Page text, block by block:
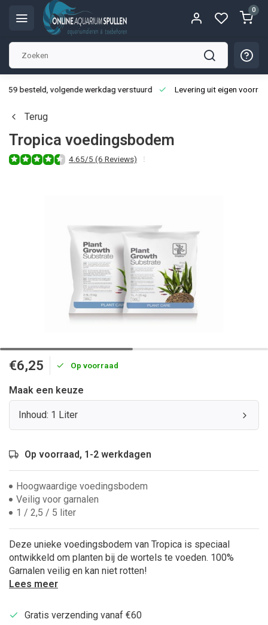
0
besteld, volgende werkdag verstuurd Levering uit eigen
Terug
Tropica voedingsbodem
4.65/5 (6 Reviews)
€6,25 Op voorraad
Maak een keuze
Inhoud: 1 Liter
Op voorraad, 1-2 werkdagen
Hoogwaardige voedingsbodem
Veilig voor garnalen
1 / 2,5 / 5 liter
Deze unieke voedingsbodem van Tropica is speciaal
ontwikkeld om planten bij de wortels te voeden. 100%
Garnalen veilig en kan niet rotten!
Lees meer
Gratis verzending vanaf €60